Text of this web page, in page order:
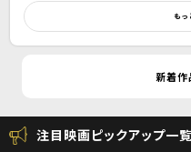
もっ
新着作
注目映画ピックアップ一覧